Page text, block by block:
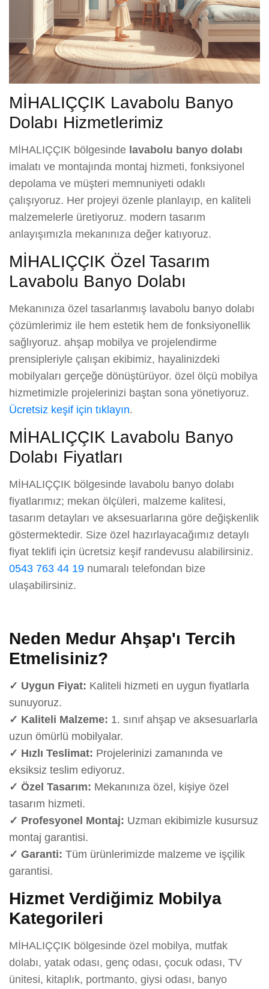
MİHALIÇÇIK Lavabolu Banyo
Dolabı Hizmetlerimiz
MİHALIÇÇIK bölgesinde lavabolu banyo dolabı
imalatı ve montajında montaj hizmeti, fonksiyonel
depolama ve müşteri memnuniyeti odaklı
çalışıyoruz. Her projeyi özenle planlayıp, en kaliteli
malzemelerle üretiyoruz. modern tasarım
anlayışımızla mekanınıza değer katıyoruz.
MİHALIÇÇIK Özel Tasarım
Lavabolu Banyo Dolabı
Mekanınıza özel tasarlanmış lavabolu banyo dolabı
çözümlerimiz ile hem estetik hem de fonksiyonellik
sağlıyoruz. ahşap mobilya ve projelendirme
prensipleriyle çalışan ekibimiz, hayalinizdeki
mobilyaları gerçeğe dönüştürüyor. özel ölçü mobilya
hizmetimizle projelerinizi baştan sona yönetiyoruz.
Ücretsiz keşif için tıklayın.
MİHALIÇÇIK Lavabolu Banyo
Dolabı Fiyatları
MİHALIÇÇIK bölgesinde lavabolu banyo dolabı
fiyatlarımız; mekan ölçüleri, malzeme kalitesi,
tasarım detayları ve aksesuarlarına göre değişkenlik
göstermektedir. Size özel hazırlayacağımız detaylı
fiyat teklifi için ücretsiz keşif randevusu alabilirsiniz.
0543 763 44 19 numaralı telefondan bize
ulaşabilirsiniz.
Neden Medur Ahşap'ı Tercih
Etmelisiniz?
✓ Uygun Fiyat: Kaliteli hizmeti en uygun fiyatlarla
sunuyoruz.
✓ Kaliteli Malzeme: 1. sınıf ahşap ve aksesuarlarla
uzun ömürlü mobilyalar.
✓ Hızlı Teslimat: Projelerinizi zamanında ve
eksiksiz teslim ediyoruz.
✓ Özel Tasarım: Mekanınıza özel, kişiye özel
tasarım hizmeti.
✓ Profesyonel Montaj: Uzman ekibimizle kusursuz
montaj garantisi.
✓ Garanti: Tüm ürünlerimizde malzeme ve işçilik
garantisi.
Hizmet Verdiğimiz Mobilya
Kategorileri
MİHALIÇÇIK bölgesinde özel mobilya, mutfak
dolabı, yatak odası, genç odası, çocuk odası, TV
ünitesi, kitaplık, portmanto, giysi odası, banyo